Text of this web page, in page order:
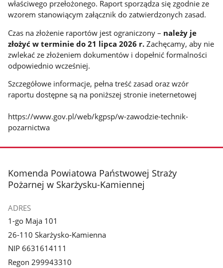
właściwego przełożonego. Raport sporządza się zgodnie ze
wzorem stanowiącym załącznik do zatwierdzonych zasad.
Czas na złożenie raportów jest ograniczony – należy je
złożyć w terminie do 21 lipca 2026 r. Zachęcamy, aby nie
zwlekać ze złożeniem dokumentów i dopełnić formalności
odpowiednio wcześniej.
Szczegółowe informacje, pełna treść zasad oraz wzór
raportu dostępne są na poniższej stronie ineternetowej
https://www.gov.pl/web/kgpsp/w-zawodzie-technik-
pozarnictwa
stopka
Komenda Powiatowa Państwowej Straży
Pożarnej w Skarżysku-Kamiennej
ADRES
1-go Maja 101
26-110 Skarżysko-Kamienna
NIP 6631614111
Regon 299943310